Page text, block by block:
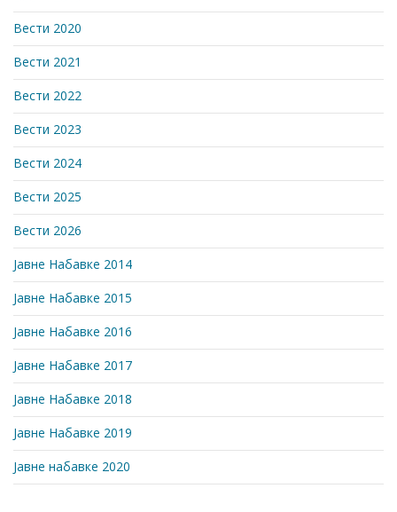
Вести 2020
Вести 2021
Вести 2022
Вести 2023
Вести 2024
Вести 2025
Вести 2026
Јавне Набавке 2014
Јавне Набавке 2015
Јавне Набавке 2016
Јавне Набавке 2017
Јавне Набавке 2018
Јавне Набавке 2019
Јавне набавке 2020